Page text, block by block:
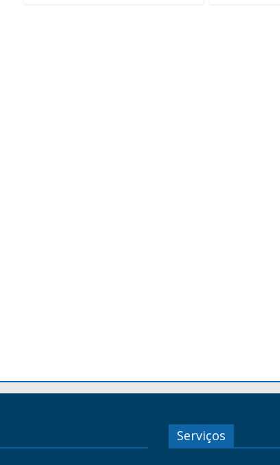
Serviços